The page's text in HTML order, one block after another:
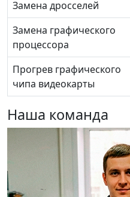
Замена дросселей
Замена графического
процессора
Прогрев графического
чипа видеокарты
Наша команда